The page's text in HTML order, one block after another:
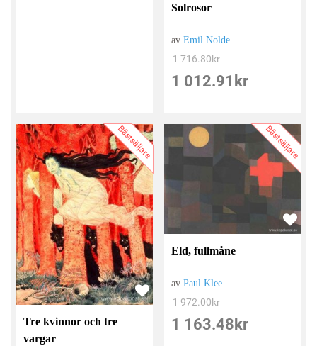
Solrosor
avEmil Nolde
1 716.80kr
1 012.91 kr
Bästsäljare
Tre kvinnor och tre
vargar
Bästsäljare
Eld, fullmåne
avPaul Klee
1 972.00kr
1 163.48 kr